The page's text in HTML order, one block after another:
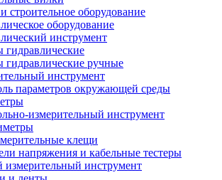
строительное оборудование
оборудование
инструмент
гидравлические
гидравлические ручные
инструмент
параметров окружающей среды
измерительный инструмент
клещи
напряжения и кабельные тестеры
измерительный инструмент